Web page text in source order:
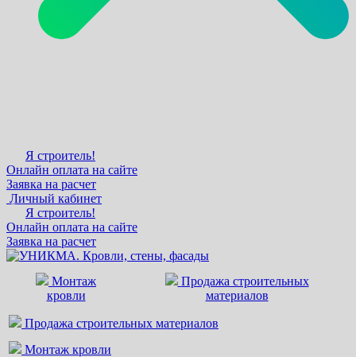
Я строитель!
Онлайн оплата на сайте
Заявка на расчет
Личный кабинет
Я строитель!
Онлайн оплата на сайте
Заявка на расчет
Монтаж
кровли
Продажа строительных
материалов
Продажа строительных материалов
Монтаж кровли